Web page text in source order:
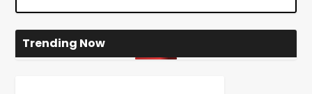
Trending Now